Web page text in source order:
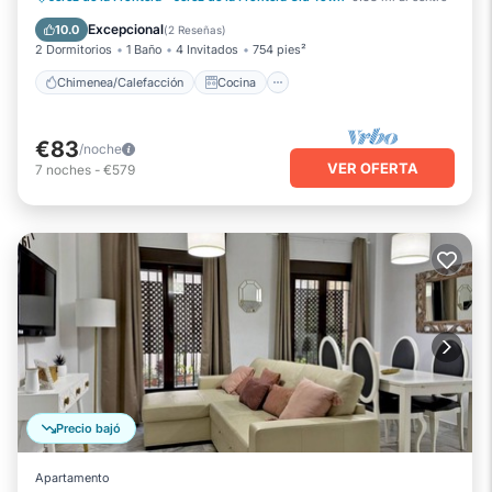
10.0 Excepcional(2 Reseñas)
2 Dormitorios 1 Baño 4 Invitados 754 pies²
Chimenea/Calefacción Cocina
Aire acondicionado
€83/noche
7 noches - €579 VER OFERTA
Precio bajó
Apartamento